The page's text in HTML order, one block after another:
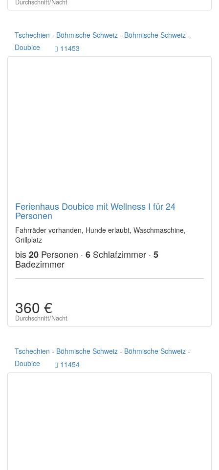
Tschechien - Böhmische Schweiz - Böhmische Schweiz -
Doubice
11453
Ferienhaus Doubice mit Wellness I für 24
Personen
Fahrräder vorhanden, Hunde erlaubt, Waschmaschine,
Grillplatz
bis20 Personen · 6 Schlafzimmer · 5
Badezimmer
360 €
Durchschnitt/Nacht
Tschechien - Böhmische Schweiz - Böhmische Schweiz -
Doubice
11454